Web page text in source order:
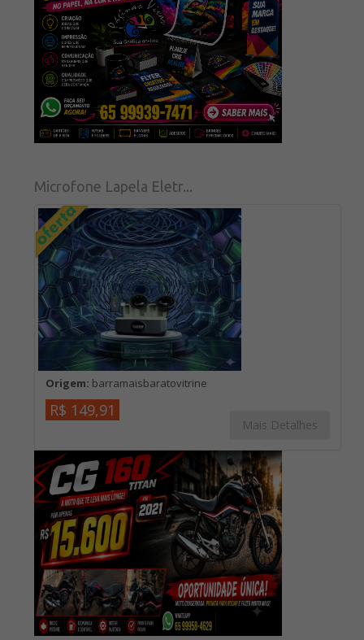
Microfone Lapela Eletr...
Origem: barramaisbaratovitrine
R$ 149,91
Mais Detalhes